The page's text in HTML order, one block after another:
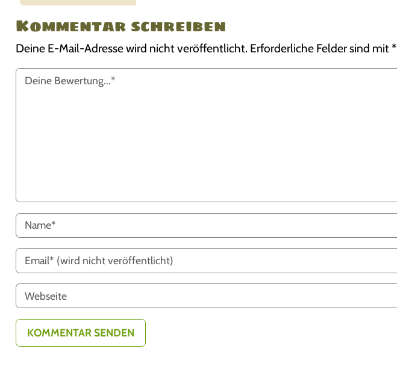
Kommentar schreiben
Deine E-Mail-Adresse wird nicht veröffentlicht. Erforderliche Felder sind mit*